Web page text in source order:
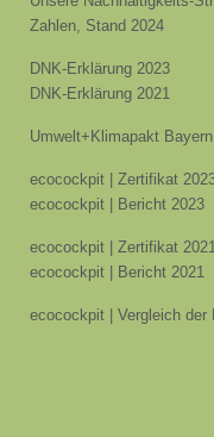
Zahlen, Stand 2024
DNK-Erklärung 2023
DNK-Erklärung 2021
Umwelt+Klimapakt
ecocockpit | Zertifikat
ecocockpit | Bericht 2023
ecocockpit | Zertifikat
ecocockpit | Bericht 2021
ecocockpit | Vergleich der